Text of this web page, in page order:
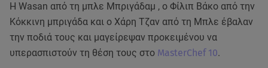
H Wasan από τη μπλε Μπριγάδαμ , ο Φίλιπ Βάκο από την
Κόκκινη μπριγάδα και ο Χάρη Τζαν από τη Μπλε έβαλαν
την ποδιά τους και μαγείρεψαν προκειμένου να
υπερασπιστούν τη θέση τους στο MasterChef 10.